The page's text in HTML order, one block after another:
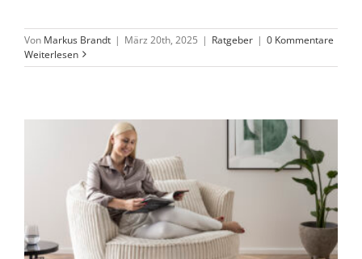
Von Markus Brandt | März 20th, 2025 | Ratgeber | 0 Kommentare
Weiterlesen